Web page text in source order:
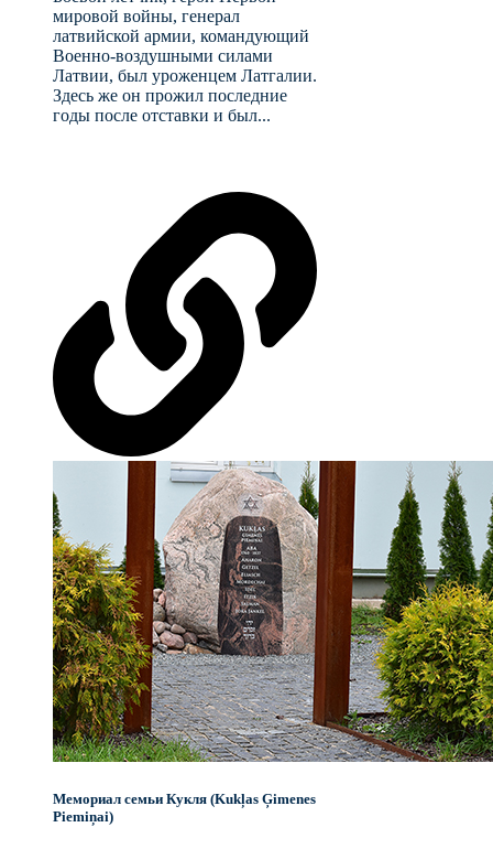
мировой войны, генерал
латвийской армии, командующий
Военно-воздушными силами
Латвии, был уроженцем Латгалии.
Здесь же он прожил последние
годы после отставки и был...
Мемориал семьи Кукля (Kukļas Ģimenes
Piemiņai)